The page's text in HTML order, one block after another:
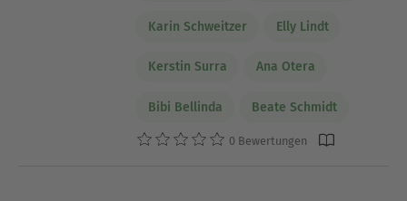
Karin Schweitzer Elly Lindt
Kerstin Surra Ana Otera
Bibi Bellinda Beate Schmidt
0 Bewertungen